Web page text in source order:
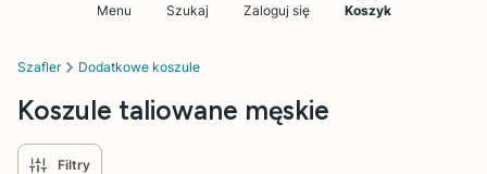
Menu Szukaj Zaloguj się Koszyk
Szafler Dodatkowe koszule
Koszule taliowane męskie
Filtry